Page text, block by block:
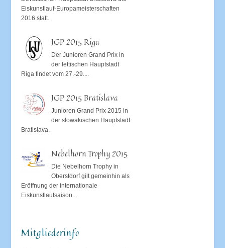
Eiskunstlauf-Europameisterschaften
2016 statt.
JGP 2015 Riga
Der Junioren Grand Prix in
der lettischen Hauptstadt
Riga findet vom 27.-29....
JGP 2015 Bratislava
Junioren Grand Prix 2015 in
der slowakischen Hauptstadt
Bratislava.
Nebelhorn Trophy 2015
Die Nebelhorn Trophy in
Oberstdorf gilt gemeinhin als
Eröffnung der internationale
Eiskunstlaufsaison...
Mitgliederinfo